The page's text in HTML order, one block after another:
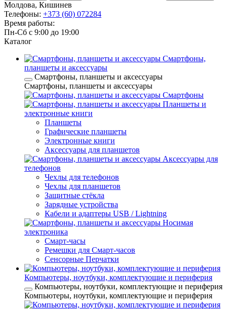
Молдова, Кишинев
Телефоны: +373 (60) 072284
Время работы:
Пн-Сб с 9:00 до 19:00
Каталог
Смартфоны,
планшеты и аксессуары
Смартфоны, планшеты и аксессуары
Смартфоны, планшеты и аксессуары
Смартфоны
Планшеты и
электронные книги
Планшеты
Графические планшеты
Электронные книги
Аксессуары для планшетов
Аксессуары для
телефонов
Чехлы для телефонов
Чехлы для планшетов
Защитные стёкла
Зарядные устройства
Кабели и адаптеры USB / Lightning
Носимая
электроника
Смарт-часы
Ремешки для Смарт-часов
Сенсорные Перчатки
Компьютеры, ноутбуки, комплектующие и периферия
Компьютеры, ноутбуки, комплектующие и периферия
Компьютеры, ноутбуки, комплектующие и периферия